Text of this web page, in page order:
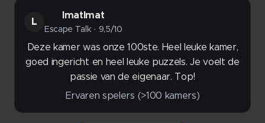
L
lmatlmat
Escape Talk · 9,5/10
Deze kamer was onze 100ste. Heel leuke kamer,
goed ingericht en heel leuke puzzels. Je voelt de
passie van de eigenaar. Top!
Ervaren spelers (>100 kamers)